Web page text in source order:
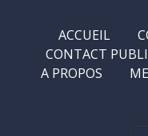
ACCUEIL
CONTACT
A PROPOS